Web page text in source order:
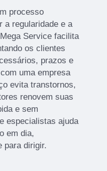
processo
a regularidade e a
Service facilita
os clientes
prazos e
uma empresa
evita transtornos,
renovem suas
e sem
especialistas ajuda
em dia,
para dirigir.